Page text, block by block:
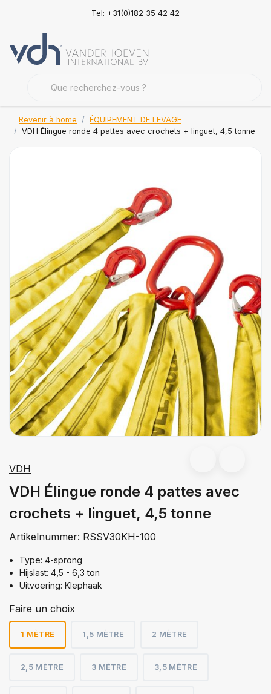
Tel: +31(0)182 35 42 42
Revenir à home
ÉQUIPEMENT DE LEVAGE
VDH Élingue ronde 4 pattes avec crochets + linguet, 4,5 tonne
VDH
VDH Élingue ronde 4 pattes avec
crochets + linguet, 4,5 tonne
Artikelnummer: RSSV30KH-100
Type: 4-sprong
Hijslast: 4,5 - 6,3 ton
Uitvoering: Klephaak
Faire un choix
1 MÈTRE 1,5 MÈTRE 2 MÈTRE
2,5 MÈTRE 3 MÈTRE 3,5 MÈTRE